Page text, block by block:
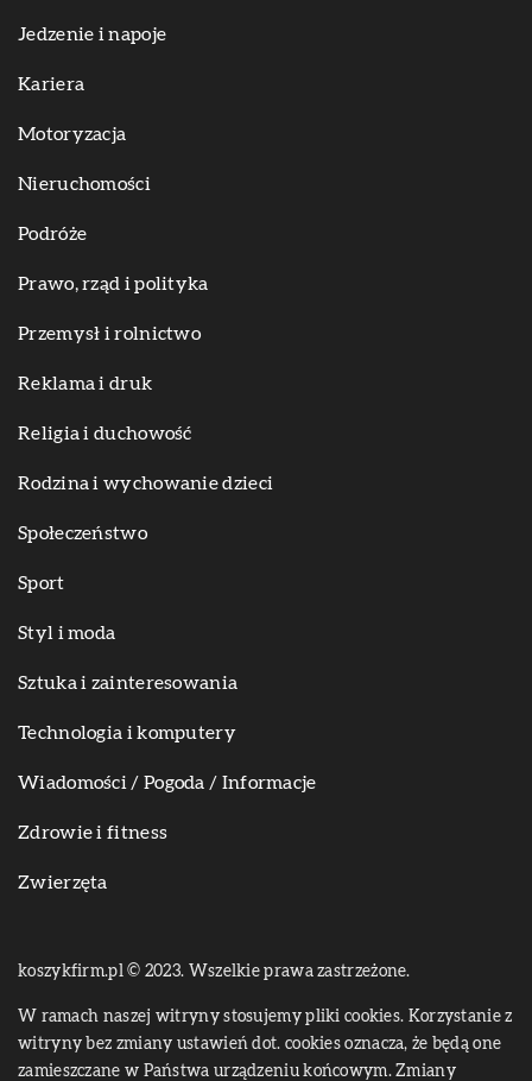
Jedzenie i napoje
Kariera
Motoryzacja
Nieruchomości
Podróże
Prawo, rząd i polityka
Przemysł i rolnictwo
Reklama i druk
Religia i duchowość
Rodzina i wychowanie dzieci
Społeczeństwo
Sport
Styl i moda
Sztuka i zainteresowania
Technologia i komputery
Wiadomości / Pogoda / Informacje
Zdrowie i fitness
Zwierzęta
koszykfirm.pl © 2023. Wszelkie prawa zastrzeżone.
W ramach naszej witryny stosujemy pliki cookies. Korzystanie z
witryny bez zmiany ustawień dot. cookies oznacza, że będą one
zamieszczane w Państwa urządzeniu końcowym. Zmiany